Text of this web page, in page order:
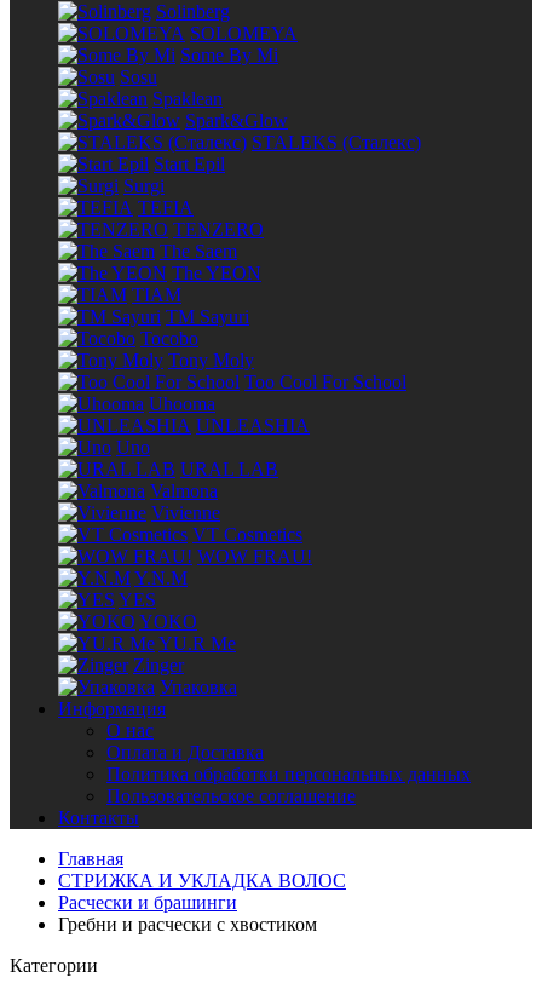
Solinberg
SOLOMEYA
Some By Mi
Sosu
Spaklean
Spark&Glow
STALEKS (Сталекс)
Start Epil
Surgi
TEFIA
TENZERO
The Saem
The YEON
TIAM
TM Sayuri
Tocobo
Tony Moly
Too Cool For School
Uhooma
UNLEASHIA
Uno
URAL LAB
Valmona
Vivienne
VT Cosmetics
WOW FRAU!
Y.N.M
YES
YOKO
YU.R Me
Zinger
Упаковка
Информация
О нас
Оплата и Доставка
Политика обработки персональных данных
Пользовательское соглашение
Контакты
Главная
СТРИЖКА И УКЛАДКА ВОЛОС
Расчески и брашинги
Гребни и расчески с хвостиком
Категории